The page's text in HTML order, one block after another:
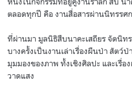
ตลอดทุกปี คือ งานสื่อสารผ่านนิทรรศ
ที่ผ่านมา มูลนิธิสืบนาคะเสถียร จัดนิท
บางครั้งเป็นงานเล่าเรื่องผืนป่า สัตว์
มุมมองของภาพ ทั้งเชิงศิลปะ และเรื่อ
วาดแสง